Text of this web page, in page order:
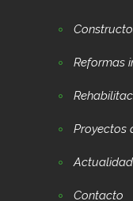
Reformas
Proyectos
Actualidad
Contacto